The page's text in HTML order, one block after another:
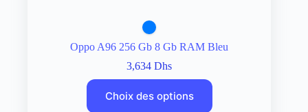
Oppo A96 256 Gb 8 Gb RAM Bleu
3,634Dhs
Choix des options